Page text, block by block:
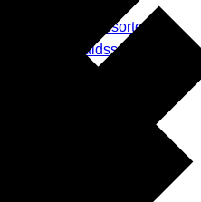
Indendørs affaldssortering
Udendørs affaldssortering